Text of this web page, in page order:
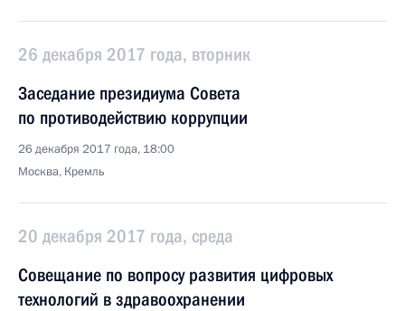
26 декабря 2017 года, вторник
Заседание президиума Совета
по противодействию коррупции
26 декабря 2017 года, 18:00
Москва, Кремль
20 декабря 2017 года, среда
Совещание по вопросу развития цифровых
технологий в здравоохранении